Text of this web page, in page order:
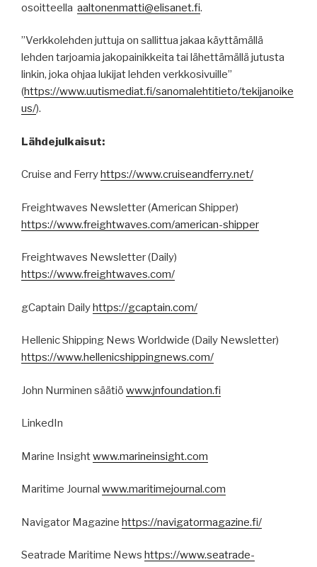
osoitteella aaltonenmatti@elisanet.fi.
”Verkkolehden juttuja on sallittua jakaa käyttämällä
lehden tarjoamia jakopainikkeita tai lähettämällä jutusta
linkin, joka ohjaa lukijat lehden verkkosivuille”
(https://www.uutismediat.fi/sanomalehtitieto/tekijanoike
us/).
Lähdejulkaisut:
Cruise and Ferryhttps://www.cruiseandferry.net/
Freightwaves Newsletter (American Shipper)
https://www.freightwaves.com/american-shipper
Freightwaves Newsletter (Daily)
https://www.freightwaves.com/
gCaptain Dailyhttps://gcaptain.com/
Hellenic Shipping News Worldwide (Daily Newsletter)
https://www.hellenicshippingnews.com/
John Nurminen säätiö www.jnfoundation.fi
LinkedIn
Marine Insightwww.marineinsight.com
Maritime Journal www.maritimejournal.com
Navigator Magazine https://navigatormagazine.fi/
Seatrade Maritime News https://www.seatrade-